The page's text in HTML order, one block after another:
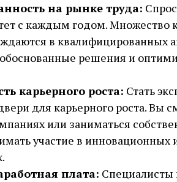
на рынке труда:
с каждым годом. Множество
в квалифицированных
решения и
карьерного роста: Стать
для карьерного роста. Вы
или заниматься
участие в инновационных
плата: Специалисты